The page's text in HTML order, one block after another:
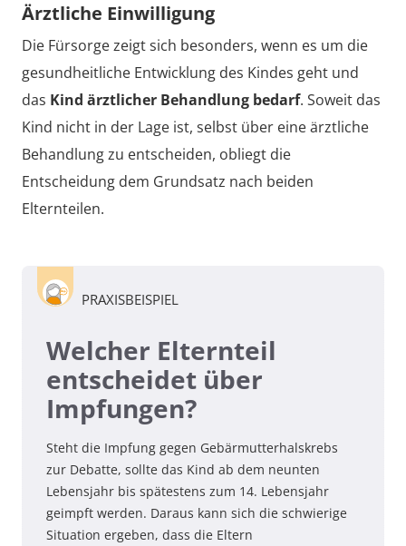
Ärztliche Einwilligung
Die Fürsorge zeigt sich besonders, wenn es um die
gesundheitliche Entwicklung des Kindes geht und
das Kind ärztlicher Behandlung bedarf. Soweit das
Kind nicht in der Lage ist, selbst über eine ärztliche
Behandlung zu entscheiden, obliegt die
Entscheidung dem Grundsatz nach beiden
Elternteilen.
PRAXISBEISPIEL
Welcher Elternteil
entscheidet über
Impfungen?
Steht die Impfung gegen Gebärmutterhalskrebs
zur Debatte, sollte das Kind ab dem neunten
Lebensjahr bis spätestens zum 14. Lebensjahr
geimpft werden. Daraus kann sich die schwierige
Situation ergeben, dass die Eltern